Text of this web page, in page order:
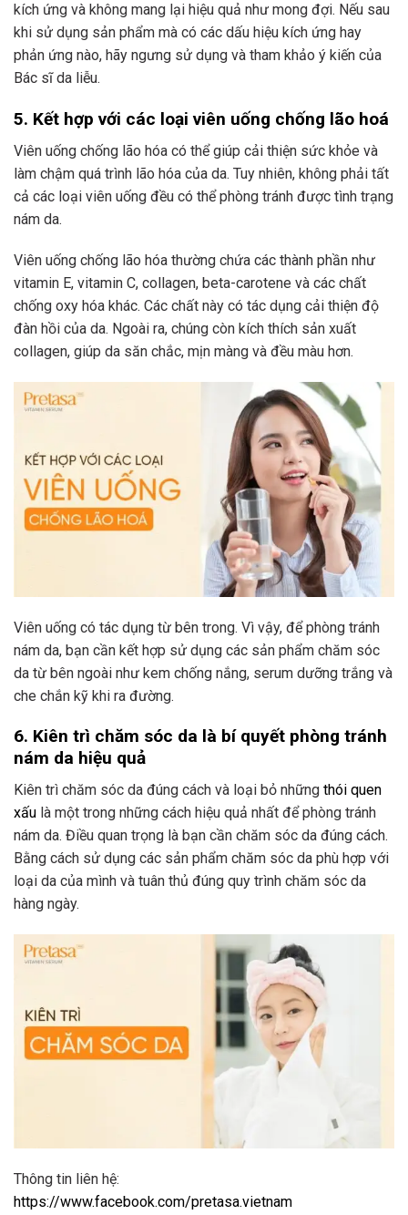
kích ứng và không mang lại hiệu quả như mong đợi. Nếu sau
khi sử dụng sản phẩm mà có các dấu hiệu kích ứng hay
phản ứng nào, hãy ngưng sử dụng và tham khảo ý kiến ​​của
Bác sĩ da liễu.
5. Kết hợp với các loại viên uống chống lão hoá
Viên uống chống lão hóa có thể giúp cải thiện sức khỏe và
làm chậm quá trình lão hóa của da. Tuy nhiên, không phải tất
cả các loại viên uống đều có thể phòng tránh được tình trạng
nám da.
Viên uống chống lão hóa thường chứa các thành phần như
vitamin E, vitamin C, collagen, beta-carotene và các chất
chống oxy hóa khác. Các chất này có tác dụng cải thiện độ
đàn hồi của da. Ngoài ra, chúng còn kích thích sản xuất
collagen, giúp da săn chắc, mịn màng và đều màu hơn.
Viên uống có tác dụng từ bên trong. Vì vậy, để phòng tránh
nám da, bạn cần kết hợp sử dụng các sản phẩm chăm sóc
da từ bên ngoài như kem chống nắng, serum dưỡng trắng và
che chắn kỹ khi ra đường.
6. Kiên trì chăm sóc da là bí quyết phòng tránh
nám da hiệu quả
Kiên trì chăm sóc da đúng cách và loại bỏ những thói quen
xấu là một trong những cách hiệu quả nhất để phòng tránh
nám da. Điều quan trọng là bạn cần chăm sóc da đúng cách.
Bằng cách sử dụng các sản phẩm chăm sóc da phù hợp với
loại da của mình và tuân thủ đúng quy trình chăm sóc da
hàng ngày.
Thông tin liên hệ:
https://www.facebook.com/pretasa.vietnam